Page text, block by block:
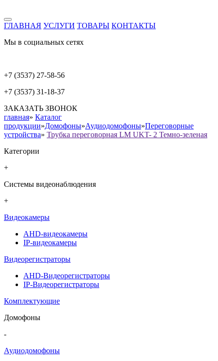
ГЛАВНАЯ УСЛУГИ ТОВАРЫ КОНТАКТЫ
Мы в социальных сетях
+7 (3537) 27-58-56
+7 (3537) 31-18-37
ЗАКАЗАТЬ ЗВОНОК
главная» Каталог
продукции»Домофоны»Аудиодомофоны»Переговорные
устройства» Трубка переговорная LM UKT- 2 Темно-зеленая
Категории
+
Системы видеонаблюдения
+
Видеокамеры
AHD-видеокамеры
IP-видеокамеры
Видеорегистраторы
AHD-Видеорегистраторы
IP-Видеорегистраторы
Комплектующие
Домофоны
-
Аудиодомофоны